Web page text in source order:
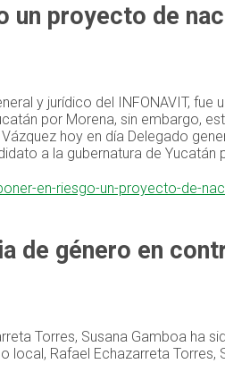
un proyecto de
y jurídico del INFONAVIT, fue
por Morena, sin embargo,
hoy en día Delegado
a la gubernatura de Yucatán
en-riesgo-un-proyecto-de-
de género en
Torres, Susana Gamboa ha
local, Rafael Echazarreta